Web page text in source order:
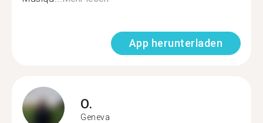
App herunterladen
O.
Geneva